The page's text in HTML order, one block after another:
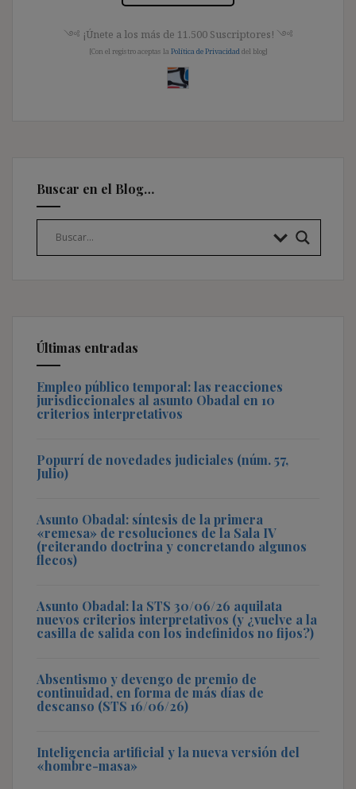
༺ ¡Únete a los más de 11.500 Suscriptores! ༺
[Con el registro aceptas la Política de Privacidad del blog]
Buscar en el Blog…
Últimas entradas
Empleo público temporal: las reacciones
jurisdiccionales al asunto Obadal en 10
criterios interpretativos
Popurrí de novedades judiciales (núm. 57,
Julio)
Asunto Obadal: síntesis de la primera
«remesa» de resoluciones de la Sala IV
(reiterando doctrina y concretando algunos
flecos)
Asunto Obadal: la STS 30/06/26 aquilata
nuevos criterios interpretativos (y ¿vuelve a la
casilla de salida con los indefinidos no fijos?)
Absentismo y devengo de premio de
continuidad, en forma de más días de
descanso (STS 16/06/26)
Inteligencia artificial y la nueva versión del
«hombre-masa»